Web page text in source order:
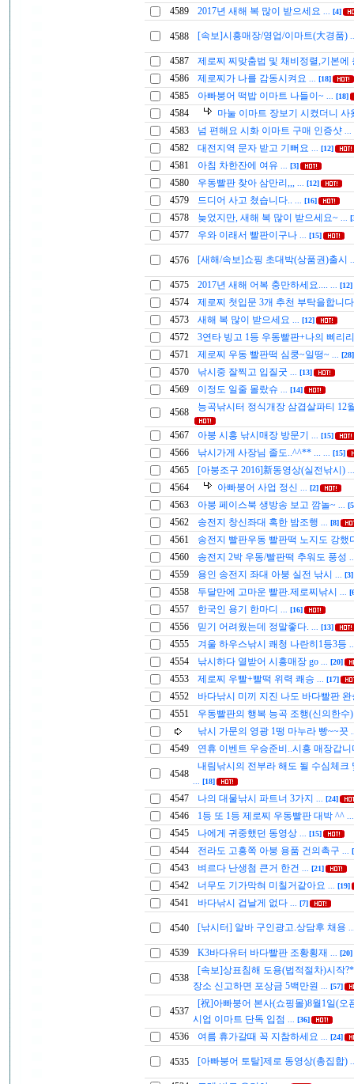
4589 2017년 새해 복 많이 받으세요 [4]
4588 [속보]시흥매장/영업/이마트(大경품)
4587
제로찌 찌맞춤법 및 채비정렬,기본에
4586
제로찌가 나를 감동시켜요 [18]
4585 아빠붕어 떡밥 이마트 나들이~ [18]
4584
마눌 이마트 장보기 시켰더니
4583
넘 편해요 시화 이마트 구매 인증샷
4582 대전지역 문자 받고 기뻐요 [12]
4581 아침 차한잔에 여유 [3]
4580 우동빨판 찾아 삼만리,,, [12]
4579 드디어 사고 쳤습니다.. [16]
4578 늦었지만, 새해 복 많이 받으세요~
4577 우와 이래서 빨판이구나 [15]
4576 [새해/속보]쇼핑 초대박(상품권)출시
4575 2017년 새해 어복 충만하세요.... [12]
4574
제로찌 첫입문 3개 추천 부탁을합니
4573
새해 복 많이 받으세요 [12]
4572
3연타 빙고 1등 우동빨판+나의 삐리
4571
제로찌 우동 빨판떡 심쿵~일떵~ [28]
4570 낚시중 잘찍고 입질굿 [13]
4569 이정도 일줄 몰랐슈 [14]
4568 능곡낚시터 정식개장 삼겹살파티 12
4567 아붕 시흥 낚시매장 방문기 [15]
4566 낚시가게 사장님 졸도..^^** ... [15]
4565 [아붕조구 2016]新동영상(실전낚시)
4564 아빠붕어 사업 정신 [2]
4563 아붕 페이스북 생방송 보고 깜놀~
4562 송전지 창신좌대 혹한 밤조행 [8]
4561
송전지 빨판우동 빨판떡 노지도 강했
4560
송전지 2박 우동/빨판떡 추워도 풍성
4559 용인 송전지 좌대 아붕 실전 낚시 [3]
4558 두달만에 고마운 빨판.제로찌낚시
4557 한국인 용기 한마디 [16]
4556 믿기 어려웠는데 정말좋다. [13]
4555 겨울 하우스낚시 쾌청 나란히1등3등
4554 낚시하다 열받어 시흥매장 go [20]
4553 제로찌 우빨+빨떡 위력 쾌승 [17]
4552
바다낚시 미끼 지진 나도 바다빨판
4551
우동빨판의 행복 능곡 조행(신의한수
낚시 가문의 영광 1떵 마누라 빵~~끗
4549 연휴 이벤트 우승준비..시흥 매장갑
4548
내림낚시의 전부라 해도 될 수심체크
[18]
4547 나의 대물낚시 파트너 3가지 [24]
4546 1등 또 1등 제로찌 우동빨판 대박 ^^
4545 나에게 귀중했던 동영상 [15]
4544 전라도 고흥쪽 아붕 용품 건의촉구
4543 벼르다 난생첨 큰거 한건 [21]
4542 너무도 기가막혀 미칠거같아요 [19]
4541 바다낚시 겁날게 없다 [7]
4540 [낚시터] 알바 구인광고.상담후 채용
4539 K3바다유터 바다빨판 조황횡재 [20]
4538
[속보]상표침해 도용(법적절차)시작
장소 신고하면 포상금 5백만원
[57]
4537
[祝]아빠붕어 본사(쇼핑몰)8월1일(오
시업 이마트 단독 입점
[36]
4536 여름 휴가갈때 꼭 지참하세요 [24]
4535 [아빠붕어 토탈]제로 동영상(총집합)